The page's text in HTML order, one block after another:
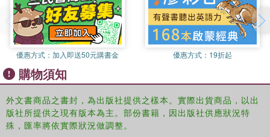
優惠方式： 加入即送50元購書金 優惠方式： 19折起
購物須知
外文書商品之書封，為出版社提供之樣本。實際出貨商品，以出
版社所提供之現有版本為主。部份書籍，因出版社供應狀況特
殊，匯率將依實際狀況做調整。